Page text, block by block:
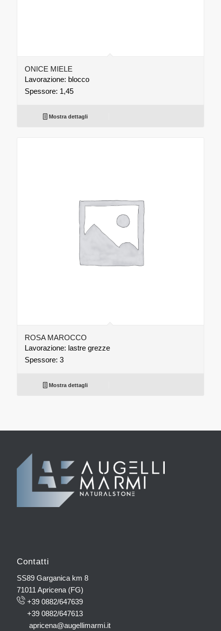
ONICE MIELE
Lavorazione: blocco
Spessore: 1,45
Mostra dettagli
ROSA MAROCCO
Lavorazione: lastre grezze
Spessore: 3
Mostra dettagli
Contatti
SS89 Garganica km 8
71011 Apricena (FG)
+39 0882/647639
+39 0882/647613
apricena@augellimarmi.it